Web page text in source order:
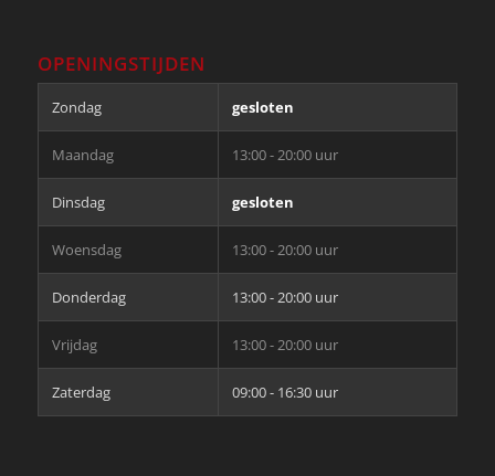
OPENINGSTIJDEN
Zondag gesloten
Maandag 13:00 - 20:00 uur
Dinsdag gesloten
Woensdag 13:00 - 20:00 uur
Donderdag 13:00 - 20:00 uur
Vrijdag 13:00 - 20:00 uur
Zaterdag 09:00 - 16:30 uur